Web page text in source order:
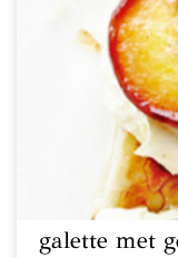
galette met